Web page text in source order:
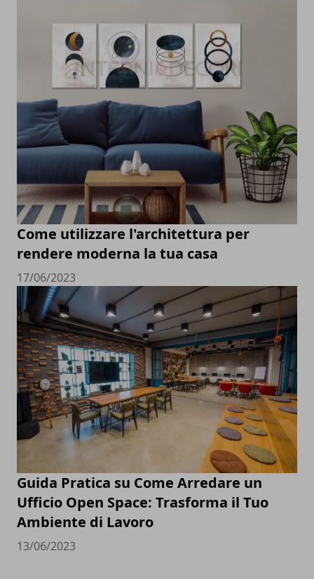
Come utilizzare l'architettura per
rendere moderna la tua casa
17/06/2023
Guida Pratica su Come Arredare un
Ufficio Open Space: Trasforma il Tuo
Ambiente di Lavoro
13/06/2023